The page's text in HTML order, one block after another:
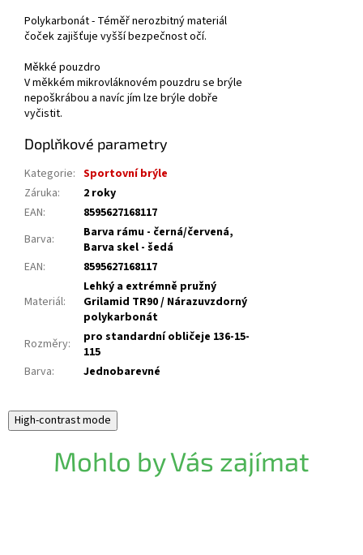
Polykarbonát - Téměř nerozbitný materiál
čoček zajišťuje vyšší bezpečnost očí.
Měkké pouzdro
V měkkém mikrovláknovém pouzdru se brýle
nepoškrábou a navíc jím lze brýle dobře
vyčistit.
Doplňkové parametry
Kategorie: Sportovní brýle
Záruka:
2 roky
EAN:
8595627168117
Barva:
Barva rámu - černá/červená,
Barva skel - šedá
EAN: 8595627168117
Materiál:
Lehký a extrémně pružný
Grilamid TR90 / Nárazuvzdorný
polykarbonát
Rozměry:
pro standardní obličeje 136-15-
115
Barva: Jednobarevné
High-contrast mode
Mohlo by Vás zajímat